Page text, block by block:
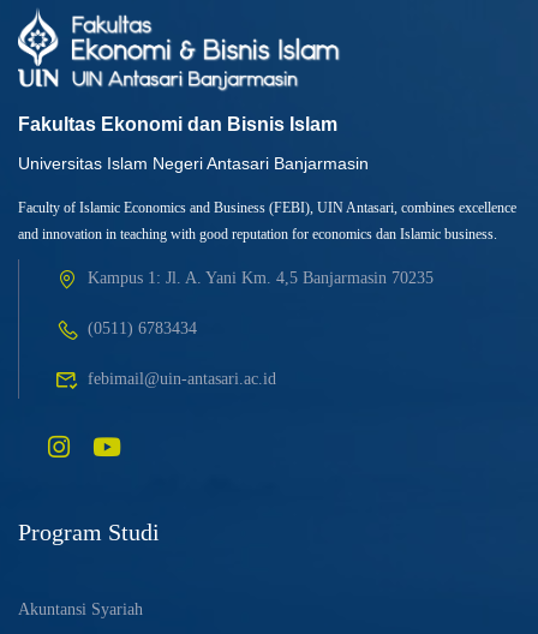
Fakultas Ekonomi dan Bisnis Islam
Universitas Islam Negeri Antasari Banjarmasin
Faculty of Islamic Economics and Business (FEBI), UIN Antasari, combines excellence
and innovation in teaching with good reputation for economics dan Islamic business.
Kampus 1: Jl. A. Yani Km. 4,5 Banjarmasin 70235
(0511) 6783434
febimail@uin-antasari.ac.id
Program Studi
Akuntansi Syariah